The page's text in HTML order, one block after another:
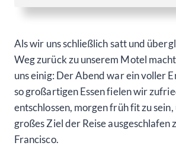
Als wir uns schließlich satt und
Weg zurück zu unserem Motel
uns einig: Der Abend war ein voller
so großartigen Essen fielen wir
entschlossen, morgen früh fit zu
großes Ziel der Reise ausgeschlafen
Francisco.